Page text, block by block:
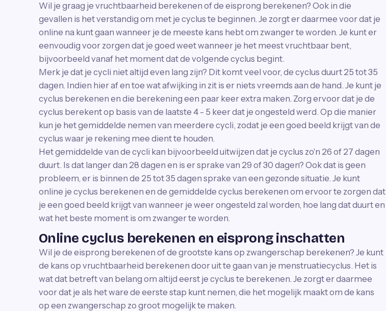
Wil je graag je vruchtbaarheid berekenen of de eisprong berekenen? Ook in die
gevallen is het verstandig om met je cyclus te beginnen. Je zorgt er daarmee voor dat je
online na kunt gaan wanneer je de meeste kans hebt om zwanger te worden. Je kunt er
eenvoudig voor zorgen dat je goed weet wanneer je het meest vruchtbaar bent,
bijvoorbeeld vanaf het moment dat de volgende cyclus begint.
Merk je dat je cycli niet altijd even lang zijn? Dit komt veel voor, de cyclus duurt 25 tot 35
dagen. Indien hier af en toe wat afwijking in zit is er niets vreemds aan de hand. Je kunt je
cyclus berekenen en die berekening een paar keer extra maken. Zorg ervoor dat je de
cyclus berekent op basis van de laatste 4 - 5 keer dat je ongesteld werd. Op die manier
kun je het gemiddelde nemen van meerdere cycli, zodat je een goed beeld krijgt van de
cyclus waar je rekening mee dient te houden.
Het gemiddelde van de cycli kan bijvoorbeeld uitwijzen dat je cyclus zo'n 26 of 27 dagen
duurt. Is dat langer dan 28 dagen en is er sprake van 29 of 30 dagen? Ook dat is geen
probleem, er is binnen de 25 tot 35 dagen sprake van een gezonde situatie. Je kunt
online je cyclus berekenen en de gemiddelde cyclus berekenen om ervoor te zorgen dat
je een goed beeld krijgt van wanneer je weer ongesteld zal worden, hoe lang dat duurt en
wat het beste moment is om zwanger te worden.
Online cyclus berekenen en eisprong inschatten
Wil je de eisprong berekenen of de grootste kans op zwangerschap berekenen? Je kunt
de kans op vruchtbaarheid berekenen door uit te gaan van je menstruatiecyclus. Het is
wat dat betreft van belang om altijd eerst je cyclus te berekenen. Je zorgt er daarmee
voor dat je als het ware de eerste stap kunt nemen, die het mogelijk maakt om de kans
op een zwangerschap zo groot mogelijk te maken.